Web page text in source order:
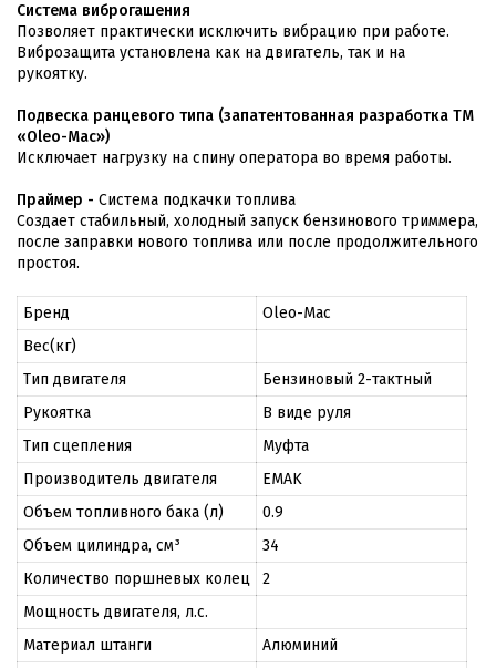
Система виброгашения
Позволяет практически исключить вибрацию при работе.
Виброзащита установлена как на двигатель, так и на
рукоятку.
Подвеска ранцевого типа (запатентованная разработка ТМ
«Oleo-Mac»)
Исключает нагрузку на спину оператора во время работы.
Праймер - Система подкачки топлива
Создает стабильный, холодный запуск бензинового триммера,
после заправки нового топлива или после продолжительного
простоя.
Бренд
Oleo-Mac
Вес(кг)
Тип двигателя
Бензиновый 2-тактный
Рукоятка
В виде руля
Тип сцепления
Муфта
Производитель двигателя
EMAK
Объем топливного бака (л)
0.9
Объем цилиндра, см³
34
Количество поршневых колец
2
Мощность двигателя, л.с.
Материал штанги
Алюминий